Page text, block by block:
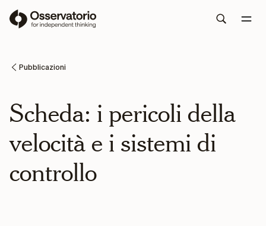
Pubblicazioni
Scheda: i pericoli della
velocità e i sistemi di
controllo